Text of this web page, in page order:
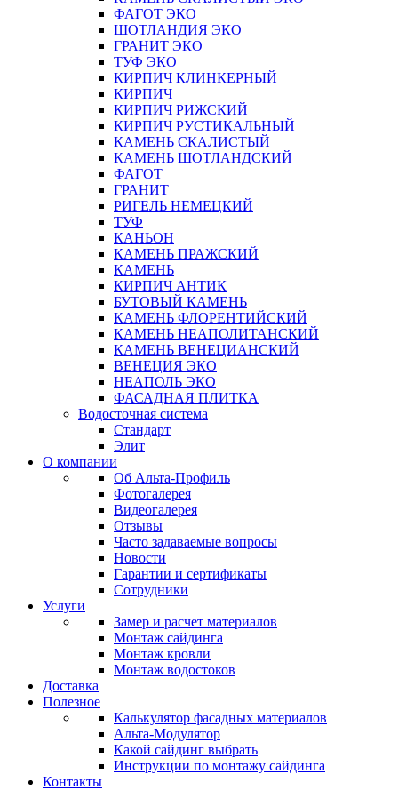
ФАГОТ ЭКО
ШОТЛАНДИЯ ЭКО
ГРАНИТ ЭКО
ТУФ ЭКО
КИРПИЧ КЛИНКЕРНЫЙ
КИРПИЧ
КИРПИЧ РИЖСКИЙ
КИРПИЧ РУСТИКАЛЬНЫЙ
КАМЕНЬ СКАЛИСТЫЙ
КАМЕНЬ ШОТЛАНДСКИЙ
ФАГОТ
ГРАНИТ
РИГЕЛЬ НЕМЕЦКИЙ
ТУФ
КАНЬОН
КАМЕНЬ ПРАЖСКИЙ
КАМЕНЬ
КИРПИЧ АНТИК
БУТОВЫЙ КАМЕНЬ
КАМЕНЬ ФЛОРЕНТИЙСКИЙ
КАМЕНЬ НЕАПОЛИТАНСКИЙ
КАМЕНЬ ВЕНЕЦИАНСКИЙ
ВЕНЕЦИЯ ЭКО
НЕАПОЛЬ ЭКО
ФАСАДНАЯ ПЛИТКА
Водосточная система
Стандарт
Элит
О компании
Об Альта-Профиль
Фотогалерея
Видеогалерея
Отзывы
Часто задаваемые вопросы
Новости
Гарантии и сертификаты
Сотрудники
Услуги
Замер и расчет материалов
Монтаж сайдинга
Монтаж кровли
Монтаж водостоков
Доставка
Полезное
Калькулятор фасадных материалов
Альта-Модулятор
Какой сайдинг выбрать
Инструкции по монтажу сайдинга
Контакты